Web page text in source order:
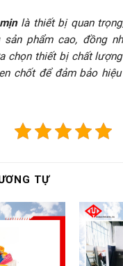
là thiết bị quan
phẩm cao, đồng
chọn thiết bị chất
chốt để đảm bảo
TỰ